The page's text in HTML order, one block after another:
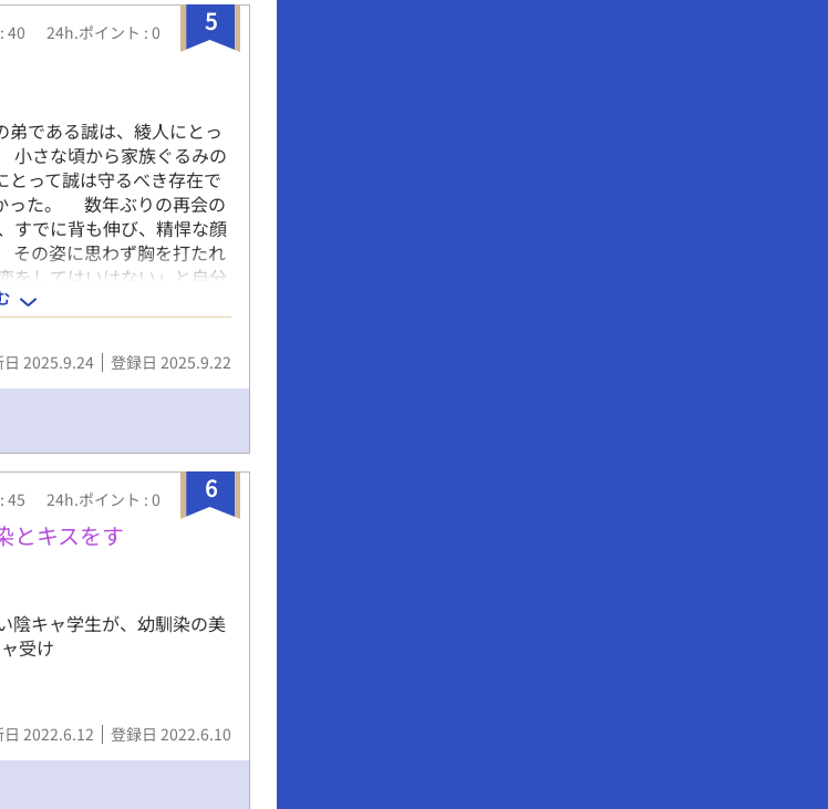
5
40 24h.ポイント : 0
である誠は、綾人にとっ
さな頃から家族ぐるみの
って誠は守るべき存在で
った。 数年ぶりの再会の
でに背も伸び、精悍な顔
の姿に思わず胸を打たれ
してはいけない」と自分
うとする。 一方の誠は、
心を隠すつもりはなかっ
しい」と真っ直ぐに迫
真剣さに揺さぶられながら
人を翻弄し、包み込む誠
。
日 2025.9.24 登録日 2025.9.22
6
45 24h.ポイント : 0
とキスをす
陰キャ学生が、幼馴染の美
受け
日 2022.6.12 登録日 2022.6.10